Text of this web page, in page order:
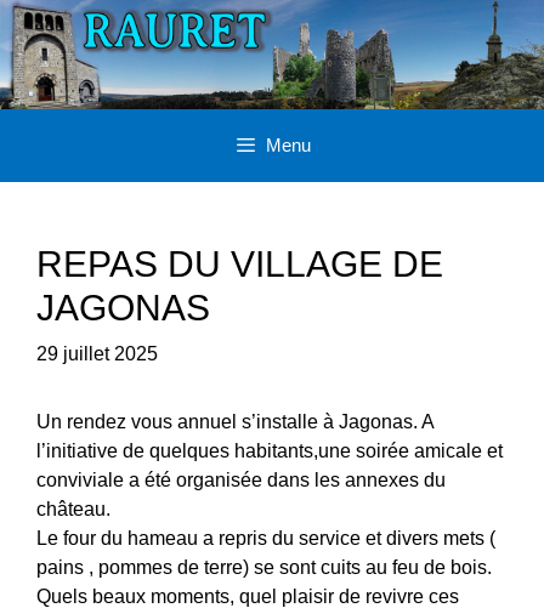
Aller
au
contenu
Menu
REPAS DU VILLAGE DE
JAGONAS
29 juillet 2025
Un rendez vous annuel s’installe à Jagonas. A
l’initiative de quelques habitants,une soirée amicale et
conviviale a été organisée dans les annexes du
château.
Le four du hameau a repris du service et divers mets (
pains , pommes de terre) se sont cuits au feu de bois.
Quels beaux moments, quel plaisir de revivre ces